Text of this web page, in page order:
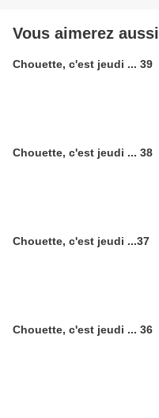
Vous aimerez aussi
Chouette, c'est jeudi ... 39
Chouette, c'est jeudi ... 38
Chouette, c'est jeudi ...37
Chouette, c'est jeudi ... 36